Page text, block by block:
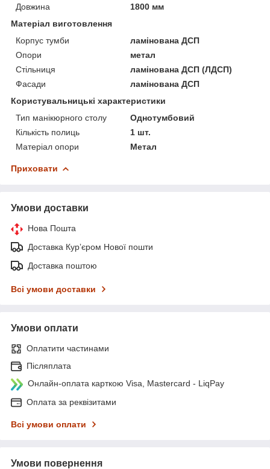
Довжина
1800 мм
Матеріал виготовлення
Корпус тумби
ламінована ДСП
Опори
метал
Стільниця
ламінована ДСП (ЛДСП)
Фасади
ламінована ДСП
Користувальницькі характеристики
Тип манікюрного столу
Однотумбовий
Кількість полиць
1 шт.
Матеріал опори
Метал
Приховати
Умови доставки
Нова Пошта
Доставка Курʼєром Нової пошти
Доставка поштою
Всі умови доставки
Умови оплати
Оплатити частинами
Післяплата
Онлайн-оплата карткою Visa, Mastercard - LiqPay
Оплата за реквізитами
Всі умови оплати
Умови повернення